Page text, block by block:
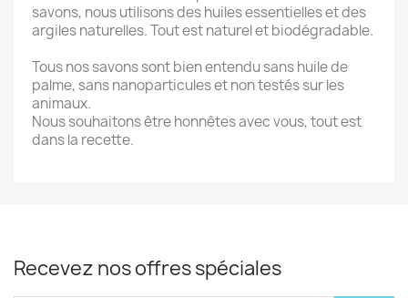
savons, nous utilisons des huiles essentielles et des
argiles naturelles. Tout est naturel et biodégradable.
Tous nos savons sont bien entendu sans huile de
palme, sans nanoparticules et non testés sur les
animaux.
Nous souhaitons être honnêtes avec vous, tout est
dans la recette.
Recevez nos offres spéciales